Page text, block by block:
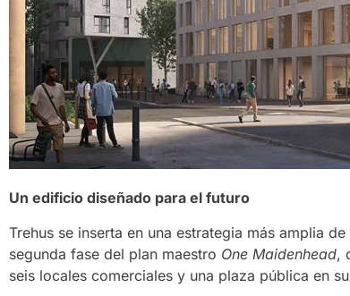
Un edificio diseñado para el futuro
Trehus se inserta en una estrategia más amplia
segunda fase del plan maestro One Maidenhead,
seis locales comerciales y una plaza pública en